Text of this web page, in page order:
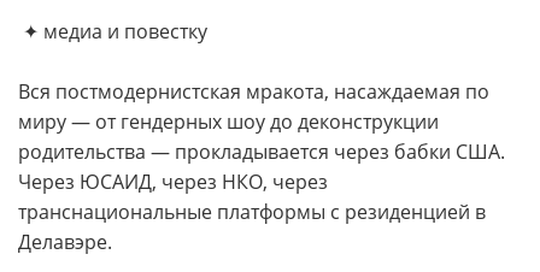
✦ медиа и повестку
Вся постмодернистская мракота, насаждаемая по
миру — от гендерных шоу до деконструкции
родительства — прокладывается через бабки США.
Через ЮСАИД, через НКО, через
транснациональные платформы с резиденцией в
Делавэре.